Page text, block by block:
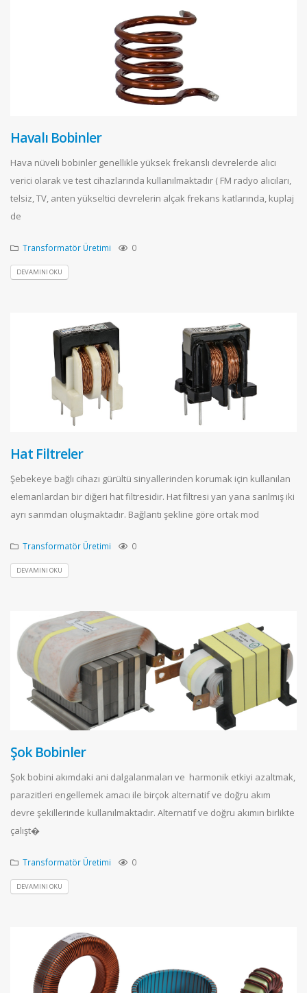
Havalı Bobinler
Hava nüveli bobinler genellikle yüksek frekanslı devrelerde alıcı
verici olarak ve test cihazlarında kullanılmaktadır ( FM radyo alıcıları,
telsiz, TV, anten yükseltici devrelerin alçak frekans katlarında, kuplaj
de
Transformatör Üretimi 0
DEVAMINI OKU
Hat Filtreler
Şebekeye bağlı cihazı gürültü sinyallerinden korumak için kullanılan
elemanlardan bir diğeri hat filtresidir. Hat filtresi yan yana sarılmış iki
ayrı sarımdan oluşmaktadır. Bağlantı şekline göre ortak mod
Transformatör Üretimi 0
DEVAMINI OKU
Şok Bobinler
Şok bobini akımdaki ani dalgalanmaları ve harmonik etkiyi azaltmak,
parazitleri engellemek amacı ile birçok alternatif ve doğru akım
devre şekillerinde kullanılmaktadır. Alternatif ve doğru akımın birlikte
çalışt�
Transformatör Üretimi 0
DEVAMINI OKU